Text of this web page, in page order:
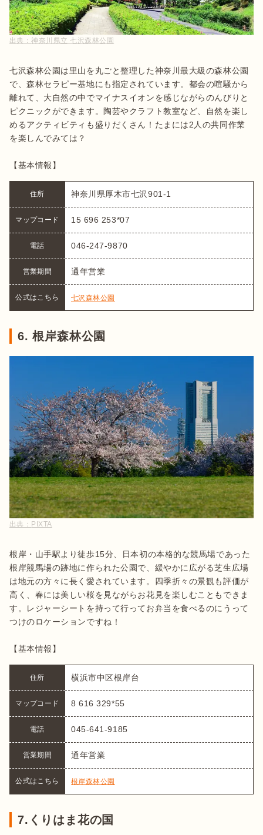
出典：神奈川県立 七沢森林公園
七沢森林公園は里山を丸ごと整理した神奈川最大級の森林公園
で、森林セラピー基地にも指定されています。都会の喧騒から
離れて、大自然の中でマイナスイオンを感じながらのんびりと
ピクニックができます。陶芸やクラフト教室など、自然を楽し
めるアクティビティも盛りだくさん！たまには2人の共同作業
を楽しんでみては？
【基本情報】
住所 神奈川県厚木市七沢901-1
マップコード 15 696 253*07
電話 046-247-9870
営業期間 通年営業
公式はこちら 七沢森林公園
6. 根岸森林公園
出典： PIXTA
根岸・山手駅より徒歩15分、日本初の本格的な競馬場であった
根岸競馬場の跡地に作られた公園で、緩やかに広がる芝生広場
は地元の方々に長く愛されています。四季折々の景観も評価が
高く、春には美しい桜を見ながらお花見を楽しむこともできま
す。レジャーシートを持って行ってお弁当を食べるのにうって
つけのロケーションですね！
【基本情報】
住所 横浜市中区根岸台
マップコード 8 616 329*55
電話 045-641-9185
営業期間 通年営業
公式はこちら 根岸森林公園
7.くりはま花の国